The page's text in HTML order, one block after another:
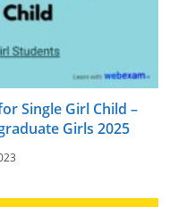
Single Girl Child –
Girls 2025